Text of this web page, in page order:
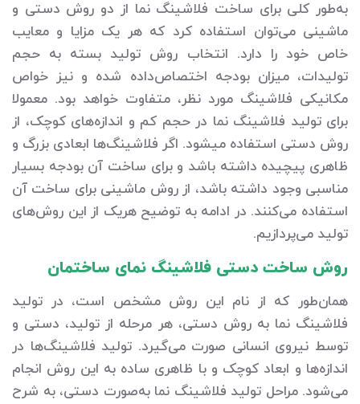
به‌طور کلی برای ساخت فلاشینگ نما از دو روش دستی و
ماشینی می‌توان استفاده کرد که هر یک مزایا و معایب
خاص خود را دارد. انتخاب روش تولید بسته به حجم
تولیدات، میزان بودجه اختصاص‌داده شده و نیز خواص
مکانیکی فلاشینگ مورد نظر، متفاوت خواهد بود. معمولا
برای تولید فلاشینگ نما در حجم کم و اندازه‌های کوچک، از
روش دستی استفاده می‎شود. اگر فلاشینگ‌ها ابعادی بزرگ و
ظاهری پیچیده داشته باشد و برای ساخت آن بودجه بسیار
مناسبی وجود داشته باشد، از روش ماشینی برای ساخت آن
استفاده می‌کنند. در ادامه به توضیح هریک از این روش‌های
تولید می‌پردازیم.
روش ساخت دستی فلاشینگ نمای ساختمان
همان‌طور که از نام این روش مشخص است، در تولید
فلاشینگ نما به روش دستی، هر مرحله از تولید، دستی و
توسط نیروی انسانی صورت می‌گیرد. تولید فلاشینگ‌ها در
اندازه‌ها و ابعاد کوچک و با ظاهری ساده به این روش انجام
می‌شود. مراحل تولید فلاشینگ نما به‌صورت دستی، به شرح